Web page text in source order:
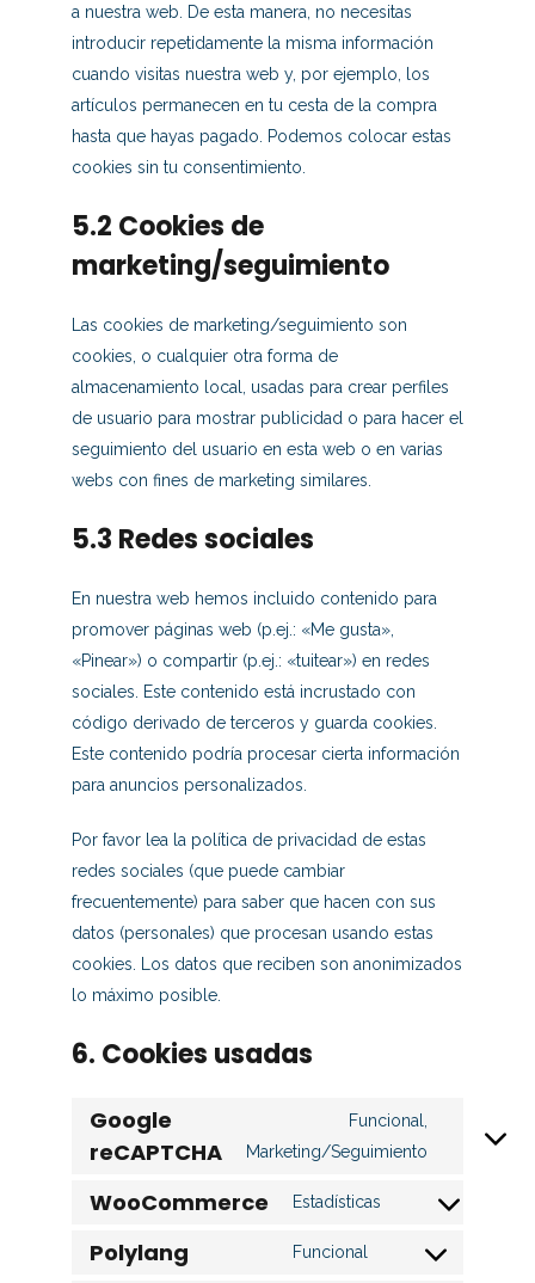
a nuestra web. De esta manera, no necesitas
introducir repetidamente la misma información
cuando visitas nuestra web y, por ejemplo, los
artículos permanecen en tu cesta de la compra
hasta que hayas pagado. Podemos colocar estas
cookies sin tu consentimiento.
5.2 Cookies de
marketing/seguimiento
Las cookies de marketing/seguimiento son
cookies, o cualquier otra forma de
almacenamiento local, usadas para crear perfiles
de usuario para mostrar publicidad o para hacer el
seguimiento del usuario en esta web o en varias
webs con fines de marketing similares.
5.3 Redes sociales
En nuestra web hemos incluido contenido para
promover páginas web (p.ej.: «Me gusta»,
«Pinear») o compartir (p.ej.: «tuitear») en redes
sociales. Este contenido está incrustado con
código derivado de terceros y guarda cookies.
Este contenido podría procesar cierta información
para anuncios personalizados.
Por favor lea la política de privacidad de estas
redes sociales (que puede cambiar
frecuentemente) para saber que hacen con sus
datos (personales) que procesan usando estas
cookies. Los datos que reciben son anonimizados
lo máximo posible.
6. Cookies usadas
Google
reCAPTCHA
Funcional,
Marketing/Seguimiento
WooCommerce Estadísticas
Polylang Funcional